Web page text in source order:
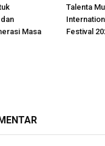
Masa
Talenta
Festival